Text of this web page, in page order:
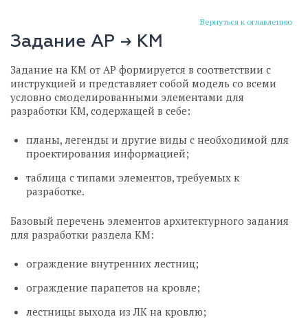
Вернуться к оглавлению
Задание АР → КМ
Задание на КМ от АР формируется в соответствии с
инструкцией и представляет собой модель со всеми
условно смоделированными элементами для
разработки КМ, содержащей в себе:
планы, легенды и другие виды с необходимой для
проектирования информацией;
таблица с типами элементов, требуемых к
разработке.
Базовый перечень элементов архитектурного задания
для разработки раздела КМ:
ограждение внутренних лестниц;
ограждение парапетов на кровле;
лестницы выхода из ЛК на кровлю;